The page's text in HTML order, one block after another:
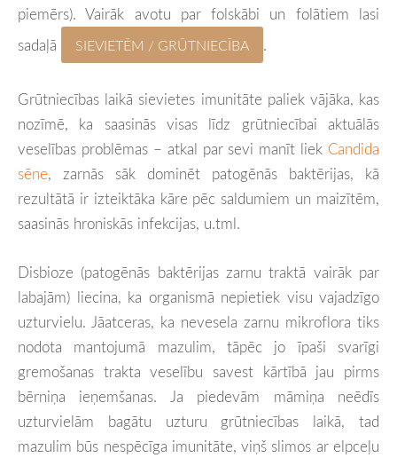
piemērs). Vairāk avotu par folskābi un folātiem lasi
sadaļā
SIEVIETĒM / GRŪTNIECĪBA .
Grūtniecības laikā sievietes imunitāte paliek vājāka, kas
nozīmē, ka saasinās visas līdz grūtniecībai aktuālās
veselības problēmas – atkal par sevi manīt liek Candida
sēne, zarnās sāk dominēt patogēnās baktērijas, kā
rezultātā ir izteiktāka kāre pēc saldumiem un maizītēm,
saasinās hroniskās infekcijas, u.tml.
Disbioze (patogēnās baktērijas zarnu traktā vairāk par
labajām) liecina, ka organismā nepietiek visu vajadzīgo
uzturvielu. Jāatceras, ka nevesela zarnu mikroflora tiks
nodota mantojumā mazulim, tāpēc jo īpaši svarīgi
gremošanas trakta veselību savest kārtībā jau pirms
bērniņa ieņemšanas. Ja piedevām māmiņa neēdīs
uzturvielām bagātu uzturu grūtniecības laikā, tad
mazulim būs nespēcīga imunitāte, viņš slimos ar elpceļu